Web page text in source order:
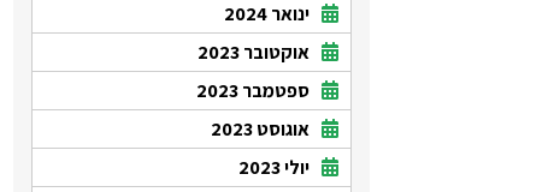
ינואר 2024
אוקטובר 2023
ספטמבר 2023
אוגוסט 2023
יולי 2023